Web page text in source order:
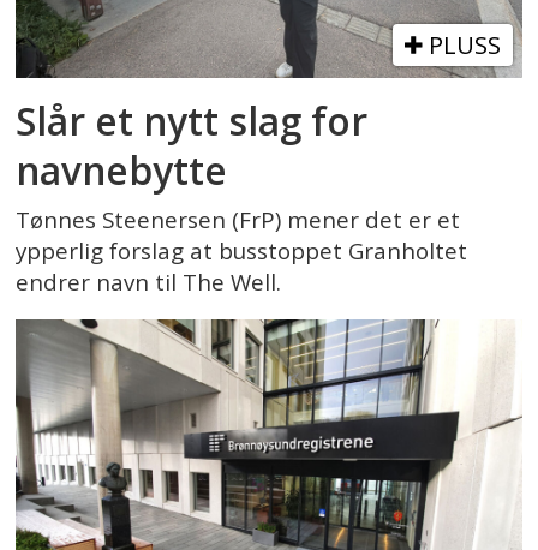
PLUSS
Slår et nytt slag for
navnebytte
Tønnes Steenersen (FrP) mener det er et
ypperlig forslag at busstoppet Granholtet
endrer navn til The Well.